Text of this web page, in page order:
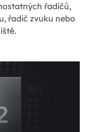
řadičů,
řadič zvuku nebo